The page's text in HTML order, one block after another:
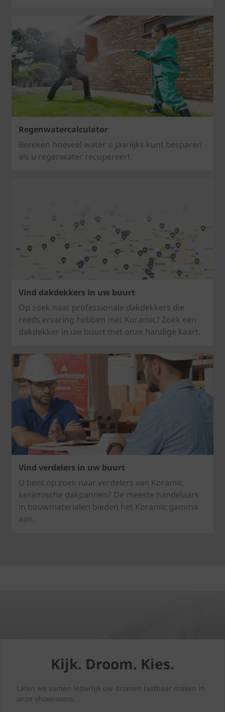
Regenwatercalculator
Bereken hoeveel water u jaarlijks kunt besparen
als u regenwater recupereert.
Vind dakdekkers in uw buurt
Op zoek naar professionale dakdekkers die
reeds ervaring hebben met Koramic? Zoek een
dakdekker in uw buurt met onze handige kaart.
Vind verdelers in uw buurt
U bent op zoek naar verdelers van Koramic
keramische dakpannen? De meeste handelaars
in bouwmaterialen bieden het Koramic gamma
aan.
Kijk. Droom. Kies.
Laten we samen letterlijk uw dromen tastbaar maken in
onze showrooms.